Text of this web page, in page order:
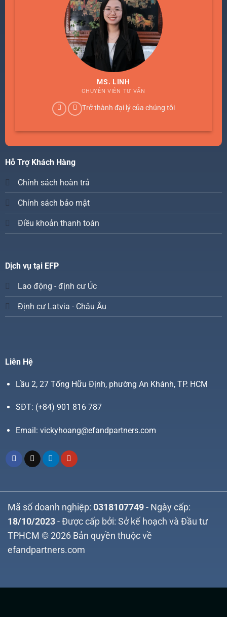
MS. LINH
CHUYÊN VIÊN TƯ VẤN
Trở thành đại lý của chúng tôi
Hỗ Trợ Khách Hàng
Chính sách hoàn trả
Chính sách bảo mật
Điều khoản thanh toán
Dịch vụ tại EFP
Lao động - định cư Úc
Định cư Latvia - Châu Âu
Liên Hệ
Lầu 2, 27 Tống Hữu Định, phường An Khánh, TP. HCM
SĐT: (+84) 901 816 787
Email: vickyhoang@efandpartners.com
Mã số doanh nghiệp: 0318107749 - Ngày cấp:
18/10/2023 - Được cấp bởi: Sở kế hoạch và Đầu tư
TPHCM © 2026 Bản quyền thuộc về
efandpartners.com